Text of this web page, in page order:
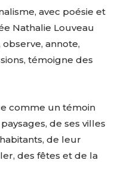
avec poésie et
Nathalie Louveau
annote,
témoigne des
comme un témoin
de ses villes
de leur
des fêtes et de la